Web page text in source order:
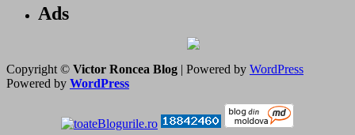
Ads
Copyright © Victor Roncea Blog | Powered by WordPress
Powered by WordPress